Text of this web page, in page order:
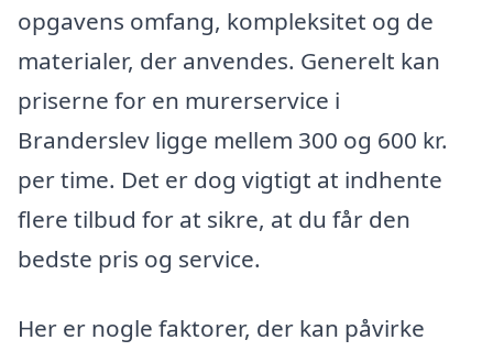
opgavens omfang, kompleksitet og de
materialer, der anvendes. Generelt kan
priserne for en murerservice i
Branderslev ligge mellem 300 og 600 kr.
per time. Det er dog vigtigt at indhente
flere tilbud for at sikre, at du får den
bedste pris og service.
Her er nogle faktorer, der kan påvirke